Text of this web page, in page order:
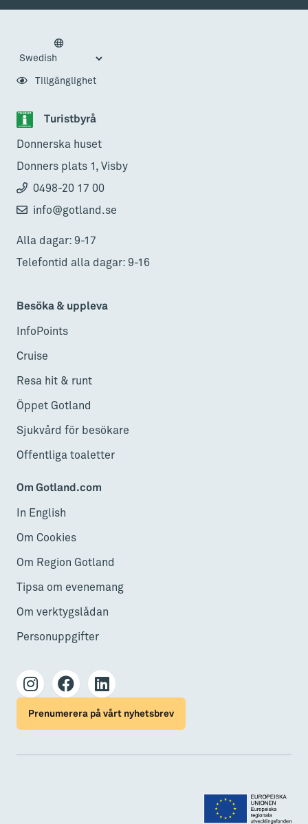
Turistbyrå
Donnerska huset
Donners plats 1, Visby
0498-20 17 00
info@gotland.se
Alla dagar: 9-17
Telefontid alla dagar: 9-16
Besöka & uppleva
InfoPoints
Cruise
Resa hit & runt
Öppet Gotland
Sjukvård för besökare
Offentliga toaletter
Om Gotland.com
In English
Om Cookies
Om Region Gotland
Tipsa om evenemang
Om verktygslådan
Personuppgifter
Tillgänglighet
Prenumerera på vårt nyhetsbrev